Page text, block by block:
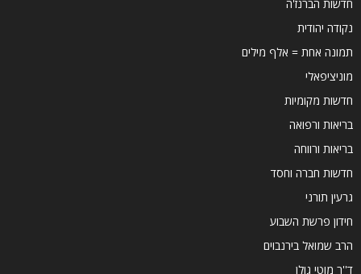
חדשות הברנז'ה
נקודה יהודית
תמונה אחת = אלף מילים
מוניציפאלי
חדשות מקומיות
בריאות ורפואה
בריאות ורווחה
חדשות חברה וחסד
גרעין תורני
חידון פרשת השבוע
הרב שמואל בירנבוים
ד''ר מוטי גולן